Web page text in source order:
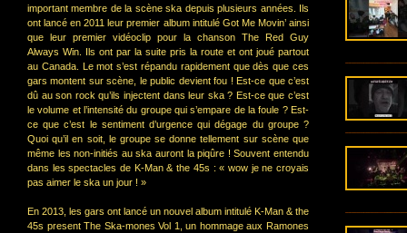
important membre de la scène ska depuis plusieurs années. Ils
ont lancé en 2011 leur premier album intitulé Got Me Movin’ ainsi
que leur premier vidéoclip pour la chanson The Red Guy
Always Win. Ils ont par la suite pris la route et ont joué partout
au Canada. Le mot s’est répandu rapidement que dès que ces
gars montent sur scène, le public devient fou ! Est-ce que c’est
dû au son rock qu’ils injectent dans leur ska ? Est-ce que c’est
le volume et l’intensité du groupe qui s’empare de la foule ? Est-
ce que c’est le sentiment d’urgence qui dégage du groupe ?
Quoi qu’il en soit, le groupe se donne tellement sur scène que
même les non-initiés au ska auront la piqûre ! Souvent entendu
dans les spectacles de K-Man & the 45s : « wow je ne croyais
pas aimer le ska un jour ! »
En 2013, les gars ont lancé un nouvel album intitulé K-Man & the
45s present The Ska-mones Vol 1, un hommage aux Ramones